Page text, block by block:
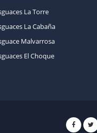
La Torre
La Cabaña
Malvarrosa
El Choque